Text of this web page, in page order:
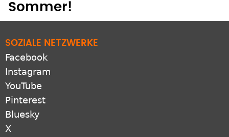
Sommer!
SOZIALE NETZWERKE
Facebook
Instagram
YouTube
Pinterest
Bluesky
X